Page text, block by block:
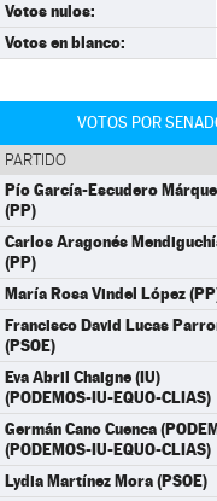
Votos nulos:
Votos en blanco:
VOTOS POR
PARTIDO
Pío García-Escudero
(PP)
Carlos Aragonés
(PP)
María Rosa Vindel López
Francisco David Lucas
(PSOE)
Eva Abril Chaigne (IU)
(PODEMOS-IU-EQUO-CLIAS)
Germán Cano Cuenca
(PODEMOS-IU-EQUO-CLIAS)
Lydia Martínez Mora (PSOE)